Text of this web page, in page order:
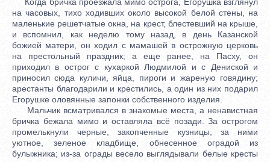
на часовых, тихо ходивших около высокой белой стены, на
маленькие решетчатые окна, на крест, блестевший на крыше,
и вспомнил, как неделю тому назад, в день Казанской
божией матери, он ходил с мамашей в острожную церковь
на престольный праздник; а еще ранее, на Пасху, он
приходил в острог с кухаркой Людмилой и с Дениской и
приносил сюда куличи, яйца, пироги и жареную говядину;
арестанты благодарили и крестились, а один из них подарил
Егорушке оловянные запонки собственного изделия.
Мальчик всматривался в знакомые места, а ненавистная
бричка бежала мимо и оставляла всё позади. За острогом
промелькнули черные, закопченные кузницы, за ними
уютное, зеленое кладбище, обнесенное оградой из
булыжника; из-за ограды весело выглядывали белые кресты